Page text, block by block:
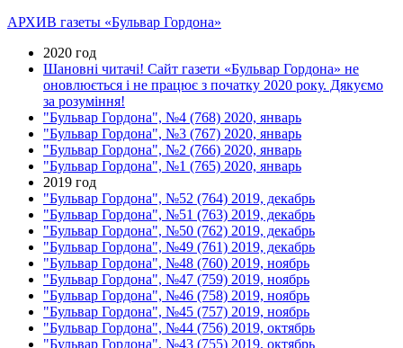
АРХИВ газеты «Бульвар Гордона»
2020 год
Шановні читачі! Сайт газети «Бульвар Гордона» не
оновлюється і не працює з початку 2020 року. Дякуємо
за розуміння!
"Бульвар Гордона", №4 (768) 2020, январь
"Бульвар Гордона", №3 (767) 2020, январь
"Бульвар Гордона", №2 (766) 2020, январь
"Бульвар Гордона", №1 (765) 2020, январь
2019 год
"Бульвар Гордона", №52 (764) 2019, декабрь
"Бульвар Гордона", №51 (763) 2019, декабрь
"Бульвар Гордона", №50 (762) 2019, декабрь
"Бульвар Гордона", №49 (761) 2019, декабрь
"Бульвар Гордона", №48 (760) 2019, ноябрь
"Бульвар Гордона", №47 (759) 2019, ноябрь
"Бульвар Гордона", №46 (758) 2019, ноябрь
"Бульвар Гордона", №45 (757) 2019, ноябрь
"Бульвар Гордона", №44 (756) 2019, октябрь
"Бульвар Гордона", №43 (755) 2019, октябрь